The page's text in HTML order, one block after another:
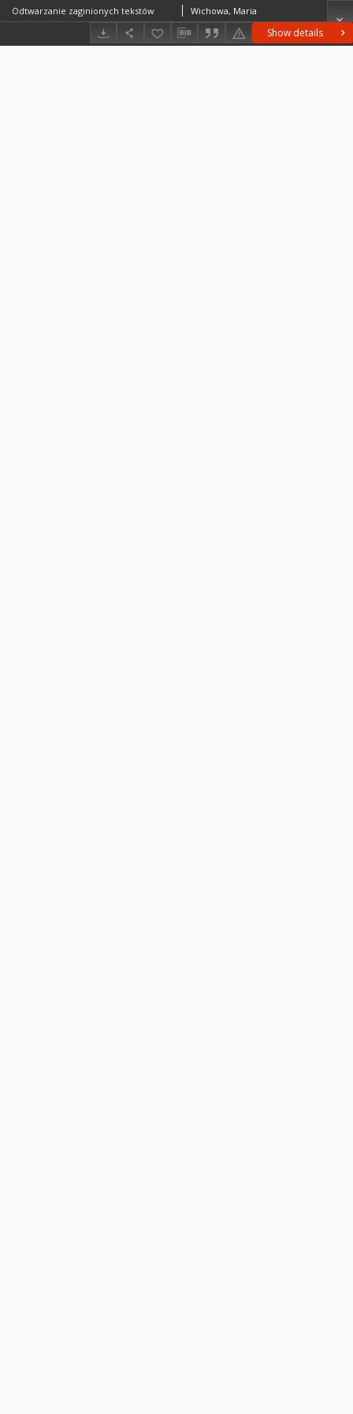
Show details
Odtwarzanie zaginionych tekstów Wichowa, Maria